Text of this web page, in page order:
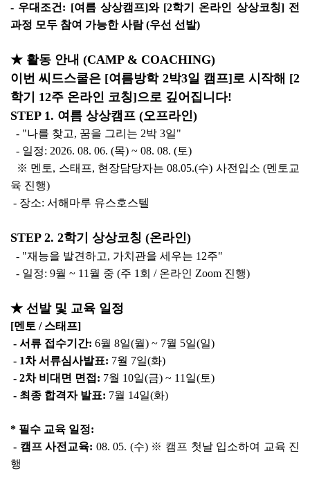
- 우대조건: [여름 상상캠프]와 [2학기 온라인 상상코칭] 전
과정 모두 참여 가능한 사람 (우선 선발)
★ 활동 안내 (CAMP & COACHING)
이번 씨드스쿨은 [여름방학 2박3일 캠프]로 시작해 [2
학기 12주 온라인 코칭]으로 깊어집니다!
STEP 1. 여름 상상캠프 (오프라인)
- "나를 찾고, 꿈을 그리는 2박 3일"
- 일정: 2026. 08. 06. (목) ~ 08. 08. (토)
※ 멘토, 스태프, 현장담당자는 08.05.(수) 사전입소 (멘토교
육 진행)
- 장소: 서해마루 유스호스텔
STEP 2. 2학기 상상코칭 (온라인)
- "재능을 발견하고, 가치관을 세우는 12주"
- 일정: 9월 ~ 11월 중 (주 1회 / 온라인 Zoom 진행)
★ 선발 및 교육 일정
[멘토 / 스태프]
- 서류 접수기간: 6월 8일(월) ~ 7월 5일(일)
- 1차 서류심사발표: 7월 7일(화)
- 2차 비대면 면접: 7월 10일(금) ~ 11일(토)
- 최종 합격자 발표: 7월 14일(화)
* 필수 교육 일정:
- 캠프 사전교육: 08. 05. (수) ※ 캠프 첫날 입소하여 교육 진
행